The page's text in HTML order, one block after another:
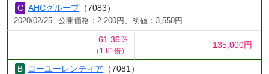
AHCグループ（7083）
2020/02/25 公開価格：2,200円、初値：3,550円
61.36％
（1.61倍）
135,000円
コーユーレンティア （7081）